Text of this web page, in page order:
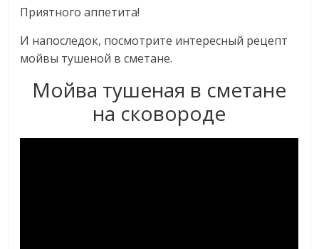
Приятного аппетита!
И напоследок, посмотрите интересный рецепт
мойвы тушеной в сметане.
Мойва тушеная в сметане
на сковороде